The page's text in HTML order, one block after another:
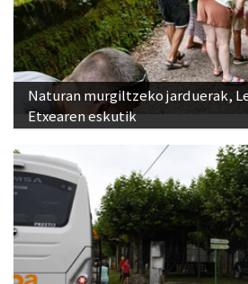
Naturan murgiltzeko jarduerak,
Etxearen eskutik